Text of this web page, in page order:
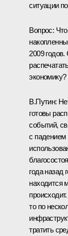
ситуации
Вопрос:
2009
экономику?
В.Путин:
готовы
событий,
с падением
года назад
находится
то по
тратить